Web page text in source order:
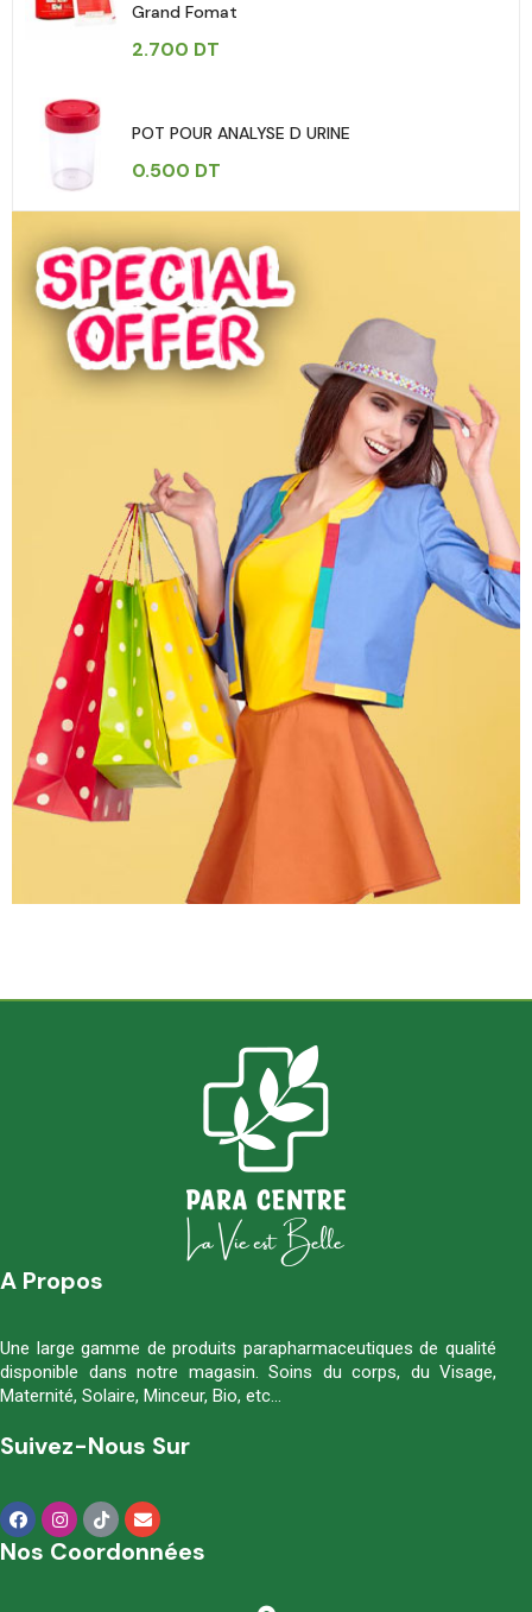
Grand Fomat
2.700 DT
POT POUR ANALYSE D URINE
0.500 DT
A Propos
Une large gamme de produits parapharmaceutiques de qualité
disponible dans notre magasin. Soins du corps, du Visage,
Maternité, Solaire, Minceur, Bio, etc…
Suivez-Nous Sur
Nos Coordonnées